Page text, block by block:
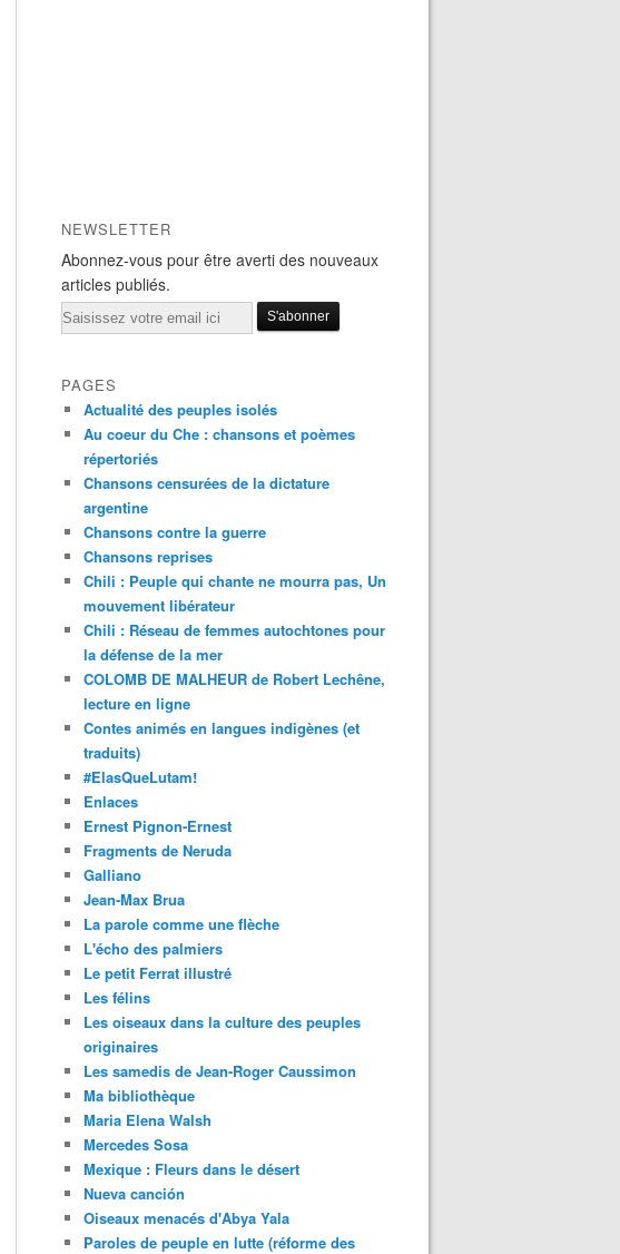
NEWSLETTER
Abonnez-vous pour être averti des nouveaux
articles publiés.
Email
PAGES
Actualité des peuples isolés
Au coeur du Che : chansons et poèmes
répertoriés
Chansons censurées de la dictature
argentine
Chansons contre la guerre
Chansons reprises
Chili : Peuple qui chante ne mourra pas, Un
mouvement libérateur
Chili : Réseau de femmes autochtones pour
la défense de la mer
COLOMB DE MALHEUR de Robert Lechêne,
lecture en ligne
Contes animés en langues indigènes (et
traduits)
#ElasQueLutam!
Enlaces
Ernest Pignon-Ernest
Fragments de Neruda
Galliano
Jean-Max Brua
La parole comme une flèche
L'écho des palmiers
Le petit Ferrat illustré
Les félins
Les oiseaux dans la culture des peuples
originaires
Les samedis de Jean-Roger Caussimon
Ma bibliothèque
Maria Elena Walsh
Mercedes Sosa
Mexique : Fleurs dans le désert
Nueva canción
Oiseaux menacés d'Abya Yala
Paroles de peuple en lutte (réforme des